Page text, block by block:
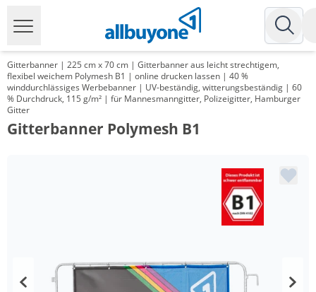
Gitterbanner | 225 cm x 70 cm | Gitterbanner aus leicht strechtigem,
flexibel weichem Polymesh B1 | online drucken lassen | 40 %
winddurchlässiges Werbebanner | UV-beständig, witterungsbeständig | 60
% Durchdruck, 115 g/m² | für Mannesmanngitter, Polizeigitter, Hamburger
Gitter
Gitterbanner Polymesh B1